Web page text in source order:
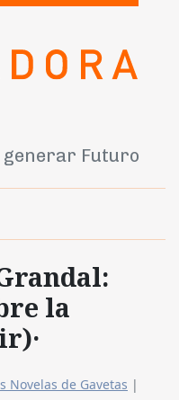
Futuro
la
Novelas de Gavetas |